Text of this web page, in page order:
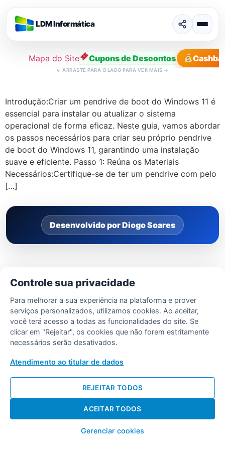
LDM Informática
Mapa do Site Cupons de Descontos
← ARRASTE PARA O LADO PARA VER MAIS →
para
conteúdo
Introdução:Criar um pendrive de boot do Windows 11 é
essencial para instalar ou atualizar o sistema
operacional de forma eficaz. Neste guia, vamos abordar
os passos necessários para criar seu próprio pendrive
de boot do Windows 11, garantindo uma instalação
suave e eficiente. Passo 1: Reúna os Materiais
Necessários:Certifique-se de ter um pendrive com pelo
[…]
Desenvolvido por Diogo Soares
Controle sua privacidade
Para melhorar a sua experiência na plataforma e prover
serviços personalizados, utilizamos cookies. Ao aceitar,
você terá acesso a todas as funcionalidades do site. Se
clicar em "Rejeitar", os cookies que não forem estritamente
necessários serão desativados.
Atendimento ao titular de dados
Gerenciar cookies
REJEITAR TODOS
ACEITAR TODOS